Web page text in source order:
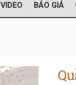
VIDEO BÁO GIÁ